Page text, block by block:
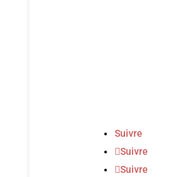
Suivre
Suivre
Suivre